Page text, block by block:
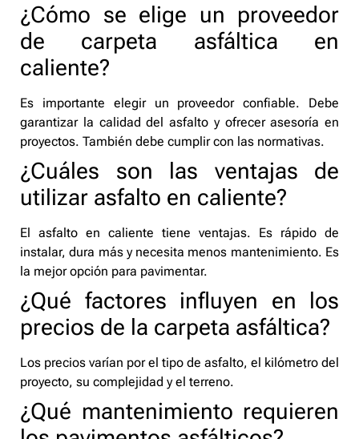
¿Cómo se elige un proveedor
de carpeta asfáltica en
caliente?
Es importante elegir un proveedor confiable. Debe
garantizar la calidad del asfalto y ofrecer asesoría en
proyectos. También debe cumplir con las normativas.
¿Cuáles son las ventajas de
utilizar asfalto en caliente?
El asfalto en caliente tiene ventajas. Es rápido de
instalar, dura más y necesita menos mantenimiento. Es
la mejor opción para pavimentar.
¿Qué factores influyen en los
precios de la carpeta asfáltica?
Los precios varían por el tipo de asfalto, el kilómetro del
proyecto, su complejidad y el terreno.
¿Qué mantenimiento requieren